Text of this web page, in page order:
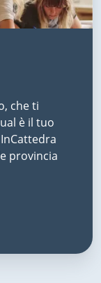
che ti
è il tuo
provincia